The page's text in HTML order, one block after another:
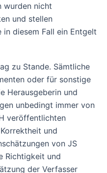
wurden nicht
und stellen
diesem Fall ein Entgelt
zu Stande. Sämtliche
oder für sonstige
Herausgeberin und
unbedingt immer von
veröffentlichten
und
von JS
Richtigkeit und
der Verfasser